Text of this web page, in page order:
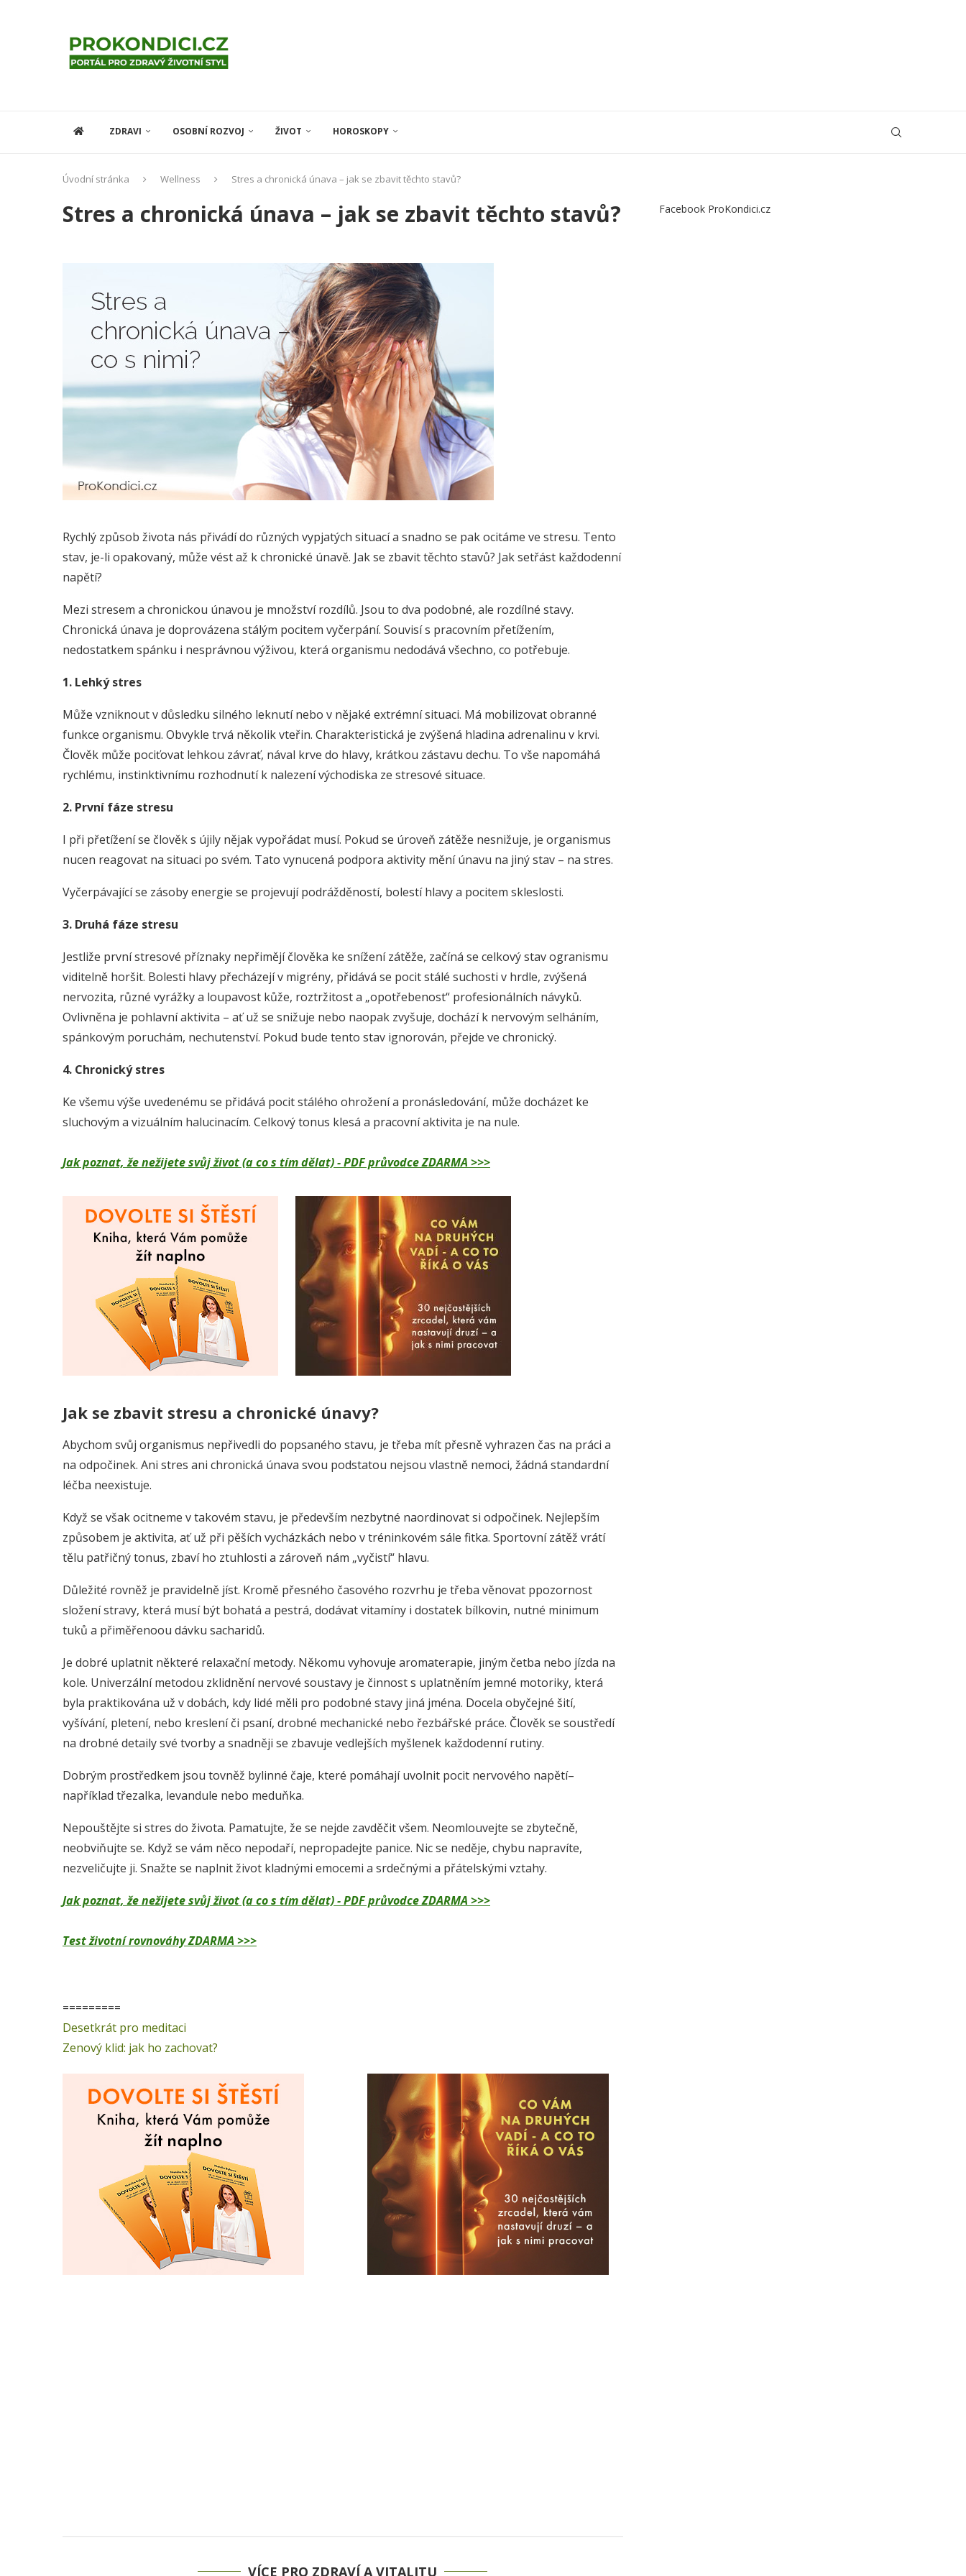
ZDRAVI OSOBNÍ ROZVOJ ŽIVOT HOROSKOPY
Úvodní stránka Wellness Stres a chronická únava – jak se zbavit těchto stavů?
Stres a chronická únava – jak se zbavit těchto stavů?
Rychlý způsob života nás přivádí do různých vypjatých situací a snadno se pak ocitáme ve stresu. Tento
stav, je-li opakovaný, může vést až k chronické únavě. Jak se zbavit těchto stavů? Jak setřást každodenní
napětí?
Mezi stresem a chronickou únavou je množství rozdílů. Jsou to dva podobné, ale rozdílné stavy.
Chronická únava je doprovázena stálým pocitem vyčerpání. Souvisí s pracovním přetížením,
nedostatkem spánku i nesprávnou výživou, která organismu nedodává všechno, co potřebuje.
1. Lehký stres
Může vzniknout v důsledku silného leknutí nebo v nějaké extrémní situaci. Má mobilizovat obranné
funkce organismu. Obvykle trvá několik vteřin. Charakteristická je zvýšená hladina adrenalinu v krvi.
Člověk může pociťovat lehkou závrať, nával krve do hlavy, krátkou zástavu dechu. To vše napomáhá
rychlému, instinktivnímu rozhodnutí k nalezení východiska ze stresové situace.
2. První fáze stresu
I při přetížení se člověk s újily nějak vypořádat musí. Pokud se úroveň zátěže nesnižuje, je organismus
nucen reagovat na situaci po svém. Tato vynucená podpora aktivity mění únavu na jiný stav – na stres.
Vyčerpávající se zásoby energie se projevují podrážděností, bolestí hlavy a pocitem skleslosti.
3. Druhá fáze stresu
Jestliže první stresové příznaky nepřimějí člověka ke snížení zátěže, začíná se celkový stav ogranismu
viditelně horšit. Bolesti hlavy přecházejí v migrény, přidává se pocit stálé suchosti v hrdle, zvýšená
nervozita, různé vyrážky a loupavost kůže, roztržitost a „opotřebenost“ profesionálních návyků.
Ovlivněna je pohlavní aktivita – ať už se snižuje nebo naopak zvyšuje, dochází k nervovým selháním,
spánkovým poruchám, nechutenství. Pokud bude tento stav ignorován, přejde ve chronický.
4. Chronický stres
Ke všemu výše uvedenému se přidává pocit stálého ohrožení a pronásledování, může docházet ke
sluchovým a vizuálním halucinacím. Celkový tonus klesá a pracovní aktivita je na nule.
Jak poznat, že nežijete svůj život (a co s tím dělat) - PDF průvodce ZDARMA >>>
Jak se zbavit stresu a chronické únavy?
Abychom svůj organismus nepřivedli do popsaného stavu, je třeba mít přesně vyhrazen čas na práci a
na odpočinek. Ani stres ani chronická únava svou podstatou nejsou vlastně nemoci, žádná standardní
léčba neexistuje.
Když se však ocitneme v takovém stavu, je především nezbytné naordinovat si odpočinek. Nejlepším
způsobem je aktivita, ať už při pěších vycházkách nebo v tréninkovém sále fitka. Sportovní zátěž vrátí
tělu patřičný tonus, zbaví ho ztuhlosti a zároveň nám „vyčistí“ hlavu.
Důležité rovněž je pravidelně jíst. Kromě přesného časového rozvrhu je třeba věnovat ppozornost
složení stravy, která musí být bohatá a pestrá, dodávat vitamíny i dostatek bílkovin, nutné minimum
tuků a přiměřenoou dávku sacharidů.
Je dobré uplatnit některé relaxační metody. Někomu vyhovuje aromaterapie, jiným četba nebo jízda na
kole. Univerzální metodou zklidnění nervové soustavy je činnost s uplatněním jemné motoriky, která
byla praktikována už v dobách, kdy lidé měli pro podobné stavy jiná jména. Docela obyčejné šití,
vyšívání, pletení, nebo kreslení či psaní, drobné mechanické nebo řezbářské práce. Člověk se soustředí
na drobné detaily své tvorby a snadněji se zbavuje vedlejších myšlenek každodenní rutiny.
Dobrým prostředkem jsou tovněž bylinné čaje, které pomáhají uvolnit pocit nervového napětí–
například třezalka, levandule nebo meduňka.
Nepouštějte si stres do života. Pamatujte, že se nejde zavděčit všem. Neomlouvejte se zbytečně,
neobviňujte se. Když se vám něco nepodaří, nepropadejte panice. Nic se neděje, chybu napravíte,
nezveličujte ji. Snažte se naplnit život kladnými emocemi a srdečnými a přátelskými vztahy.
Jak poznat, že nežijete svůj život (a co s tím dělat) - PDF průvodce ZDARMA >>>
Test životní rovnováhy ZDARMA >>>
=========
Desetkrát pro meditaci
Zenový klid: jak ho zachovat?
VÍCE PRO ZDRAVÍ A VITALITU
Facebook ProKondici.cz